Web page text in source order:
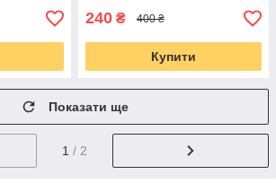
240 ₴ 400 ₴
Купити
Показати ще
1 / 2